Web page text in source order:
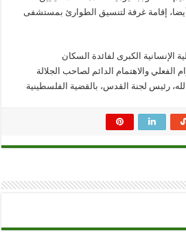
إقامة غرفة لتنسيق الطوارئ بمستشفى
الإنسانية الكبرى لفائدة السكان
الفعلي والاهتمام الدائم لصاحب الجلالة
رئيس لجنة القدس، بالقضية الفلسطينية